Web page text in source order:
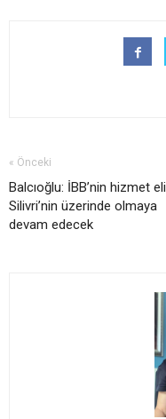
« Önceki
Balcıoğlu: İBB’nin hizmet eli
Silivri’nin üzerinde olmaya
devam edecek